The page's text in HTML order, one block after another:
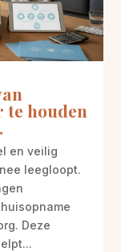
te houden
en veilig
leegloopt.
Deze